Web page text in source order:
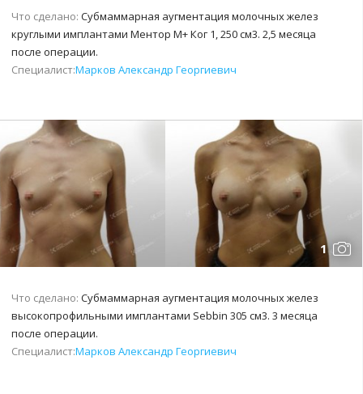
Что сделано: Субмаммарная аугментация молочных желез
круглыми имплантами Ментор М+ Ког 1, 250 см3. 2,5 месяца
после операции.
Специалист:Марков Александр Георгиевич
1
Что сделано: Субмаммарная аугментация молочных желез
высокопрофильными имплантами Sebbin 305 см3. 3 месяца
после операции.
Специалист:Марков Александр Георгиевич